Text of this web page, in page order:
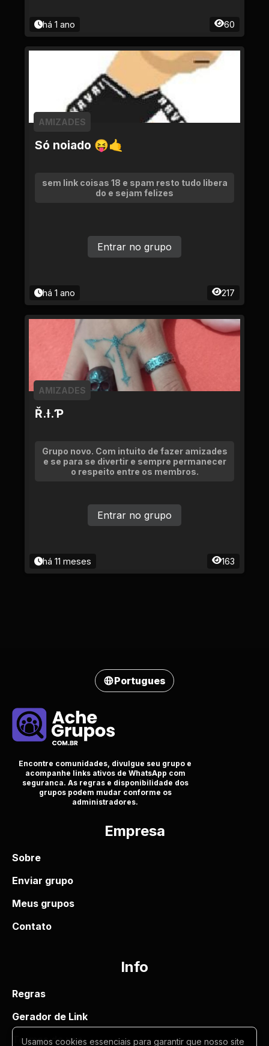
há 1 ano 60
Só noiado 😝🤙
AMIZADES
sem link coisas 18 e spam resto tudo libera
do e sejam felizes
há 1 ano 217
Entrar no grupo
Ř.Ɨ.Ƥ
AMIZADES
Grupo novo. Com intuito de fazer amizades
e se para se divertir e sempre permanecer
o respeito entre os membros.
há 11 meses 163
Entrar no grupo
Portugues
Encontre comunidades, divulgue seu grupo e
acompanhe links ativos de WhatsApp com
seguranca. As regras e disponibilidade dos
grupos podem mudar conforme os
administradores.
Empresa
Sobre
Enviar grupo
Meus grupos
Contato
Info
Regras
Gerador de Link
Termos de uso
Usamos cookies essenciais para garantir que nosso site